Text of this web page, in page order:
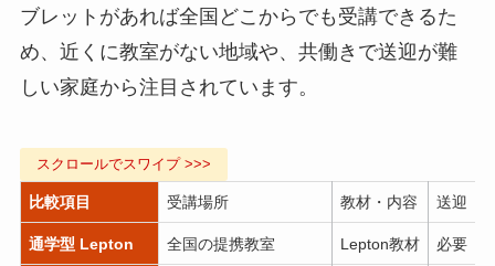
ブレットがあれば全国どこからでも受講できるた
め、近くに教室がない地域や、共働きで送迎が難
しい家庭から注目されています。
比較項目
通学型 Lepton
受講場所
全国の提携教室
教材・内容
Lepton教材
送迎
必要